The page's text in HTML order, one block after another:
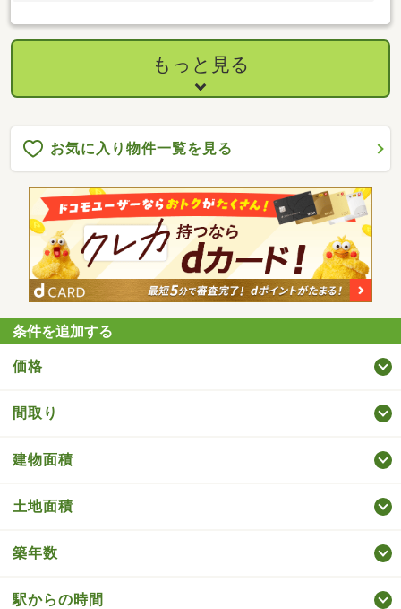
もっと見る
お気に入り物件一覧を見る
条件を追加する
価格
間取り
建物面積
土地面積
築年数
駅からの時間